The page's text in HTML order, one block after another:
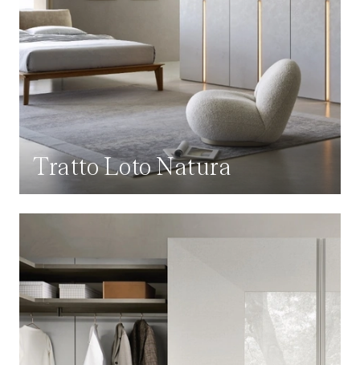
Tratto Loto Natura